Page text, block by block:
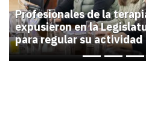
Profesionales de la
expusieron en la
para regular su actividad
Previous